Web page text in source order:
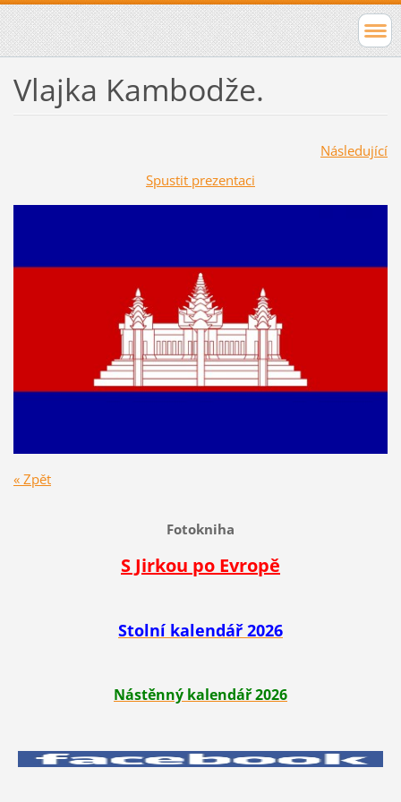
Vlajka Kambodže.
Následující
Spustit prezentaci
« Zpět
Fotokniha
S Jirkou po Evropě
Stolní kalendář 2026
Nástěnný kalendář 2026